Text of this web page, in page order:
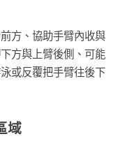
方、協助手臂內收與
方與上臂後側、可能
或反覆把手臂往後下
域